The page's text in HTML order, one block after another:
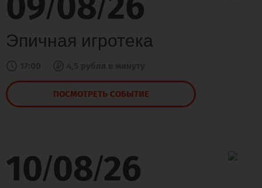
Эпичная игротека
ПОСМОТРЕТЬ СОБЫТИЕ
10/08/26